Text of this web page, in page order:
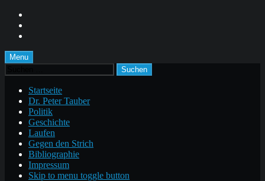
content
footer
Menu
Suchen
nach:
Startseite
Dr. Peter Tauber
Politik
Geschichte
Laufen
Gegen den Strich
Bibliographie
Impressum
Skip to menu toggle button